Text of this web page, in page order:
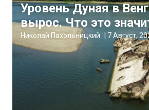
Уровень Дуная в
вырос. Что это
Николай Пахольницкий | 7 Август,